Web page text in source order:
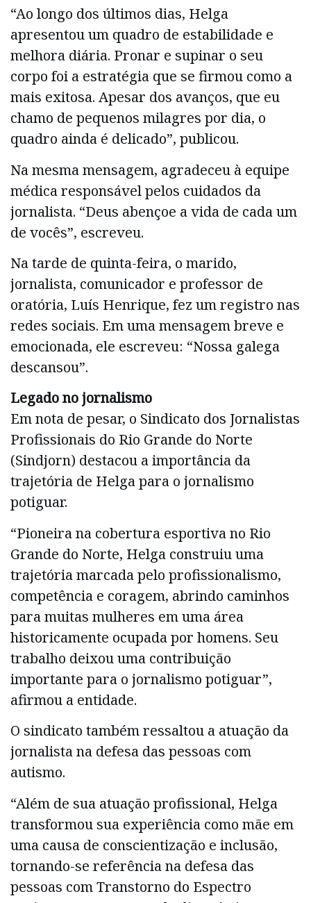
“Ao longo dos últimos dias, Helga
apresentou um quadro de estabilidade e
melhora diária. Pronar e supinar o seu
corpo foi a estratégia que se firmou como a
mais exitosa. Apesar dos avanços, que eu
chamo de pequenos milagres por dia, o
quadro ainda é delicado”, publicou.
Na mesma mensagem, agradeceu à equipe
médica responsável pelos cuidados da
jornalista. “Deus abençoe a vida de cada um
de vocês”, escreveu.
Na tarde de quinta-feira, o marido,
jornalista, comunicador e professor de
oratória, Luís Henrique, fez um registro nas
redes sociais. Em uma mensagem breve e
emocionada, ele escreveu: “Nossa galega
descansou”.
Legado no jornalismo
Em nota de pesar, o Sindicato dos Jornalistas
Profissionais do Rio Grande do Norte
(Sindjorn) destacou a importância da
trajetória de Helga para o jornalismo
potiguar.
“Pioneira na cobertura esportiva no Rio
Grande do Norte, Helga construiu uma
trajetória marcada pelo profissionalismo,
competência e coragem, abrindo caminhos
para muitas mulheres em uma área
historicamente ocupada por homens. Seu
trabalho deixou uma contribuição
importante para o jornalismo potiguar”,
afirmou a entidade.
O sindicato também ressaltou a atuação da
jornalista na defesa das pessoas com
autismo.
“Além de sua atuação profissional, Helga
transformou sua experiência como mãe em
uma causa de conscientização e inclusão,
tornando-se referência na defesa das
pessoas com Transtorno do Espectro